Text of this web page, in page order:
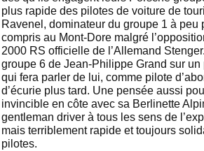
plus rapide des pilotes de voiture de
Ravenel, dominateur du groupe 1 à peu
compris au Mont-Dore malgré
2000 RS officielle de l’Allemand
groupe 6 de Jean-Philippe Grand sur un
qui fera parler de lui, comme pilote
d’écurie plus tard. Une pensée aussi
invincible en côte avec sa Berlinette
gentleman driver à tous les sens de
mais terriblement rapide et toujours
pilotes.